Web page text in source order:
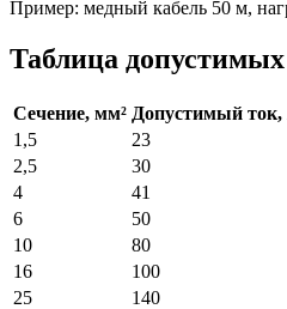
Пример: медный кабель 50 м,
Таблица
Сечение, мм² Допустимый
1,5
23
2,5
30
4
41
6
50
10
80
16
100
25
140